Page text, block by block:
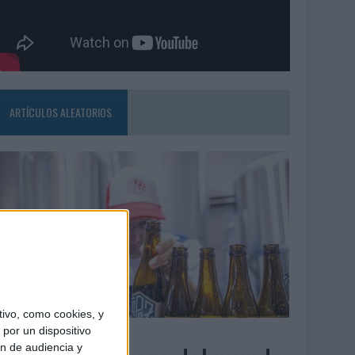
como cookies, y
un dispositivo
de audiencia y
ARTÍCULOS ALEATORIOS
08/2026